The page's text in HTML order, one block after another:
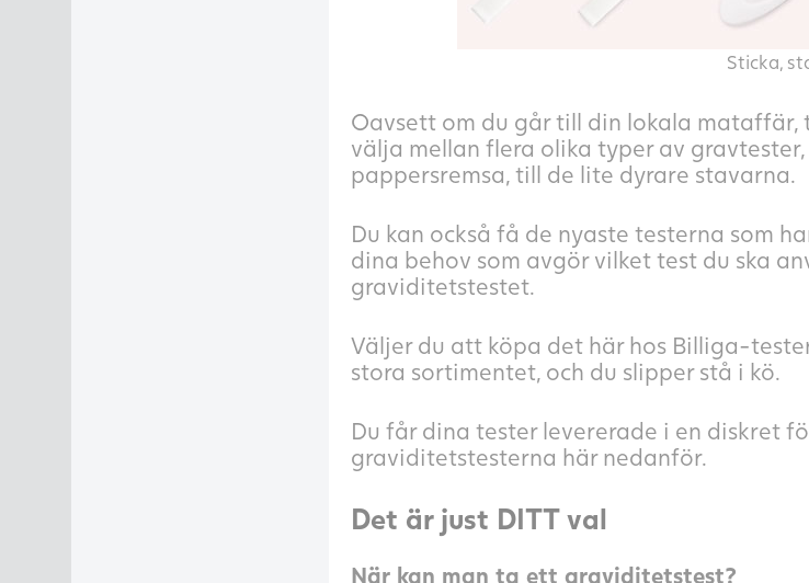
Sticka,
Oavsett om du går till din lokala
välja mellan flera olika typer av
pappersremsa, till de lite dyrare stavarna.
Du kan också få de nyaste testerna som
dina behov som avgör vilket test du ska
graviditetstestet.
Väljer du att köpa det här hos Billiga-
stora sortimentet, och du slipper stå i kö.
Du får dina tester levererade i en diskret
graviditetstesterna här nedanför.
Det är just DITT val
När kan man ta ett graviditetstest?